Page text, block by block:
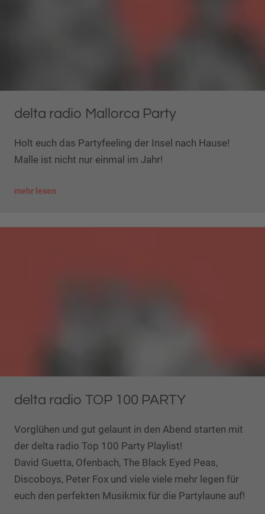
delta radio Mallorca Party
Holt euch das Partyfeeling der Insel nach Hause!
Malle ist nicht nur einmal im Jahr!
mehr lesen
delta radio TOP 100 PARTY
Vorglühen und gut gelaunt in den Abend starten mit
der delta radio Top 100 Party Playlist!
​​​​​​​David Guetta, Ofenbach, The Black Eyed Peas,
Discoboys, Peter Fox und viele viele mehr legen für
euch den perfekten Musikmix für die Partylaune auf!